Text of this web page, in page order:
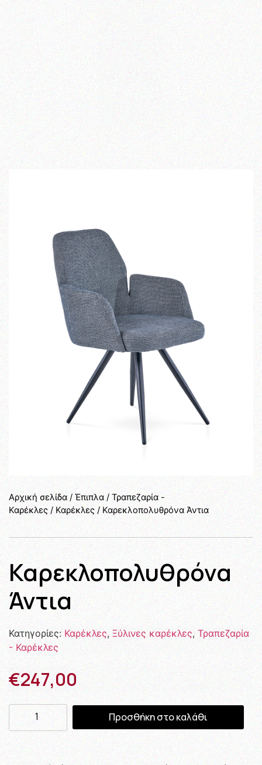
Αρχική σελίδα/ Έπιπλα/Τραπεζαρία -
Καρέκλες /Καρέκλες/ Καρεκλοπολυθρόνα Άντια
Καρεκλοπολυθρόνα
Άντια
Κατηγορίες:Καρέκλες, Ξύλινες καρέκλες,Τραπεζαρία
- Καρέκλες
€247,00
Προσθήκη στο καλάθι